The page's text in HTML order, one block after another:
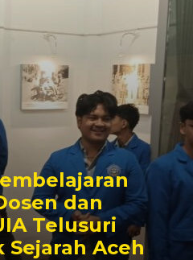
dan
Telusuri
Sejarah Aceh